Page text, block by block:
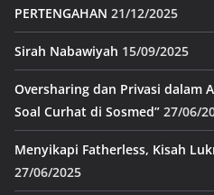
PERTENGAHAN 21/12/2025
Sirah Nabawiyah 15/09/2025
Oversharing dan Privasi dalam
Soal Curhat di Sosmed” 27/06/
Menyikapi Fatherless, Kisah
27/06/2025